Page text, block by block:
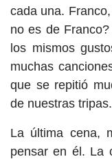
cada una.
no es de
los mismos
muchas
que se repitió
de nuestras tripas.
La última cena,
pensar en él. La